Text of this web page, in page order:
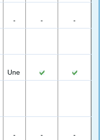
- - -
Une
- - -